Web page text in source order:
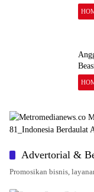
Advertorial &
Promosikan bisnis,